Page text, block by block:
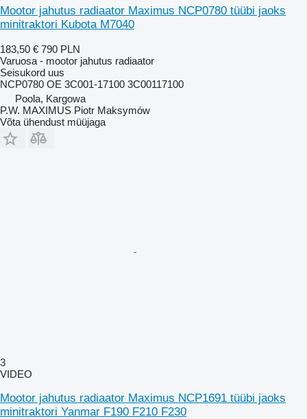
Mootor jahutus radiaator Maximus NCP0780 tüübi jaoks
minitraktori Kubota M7040
183,50 € 790 PLN
Varuosa - mootor jahutus radiaator
Seisukord uus
NCP0780 OE 3C001-17100 3C00117100
Poola, Kargowa
P.W. MAXIMUS Piotr Maksymów
Võta ühendust müüjaga
3
VIDEO
Mootor jahutus radiaator Maximus NCP1691 tüübi jaoks
minitraktori Yanmar F190 F210 F230